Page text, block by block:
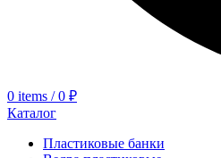
0 items / 0 ₽
Каталог
Пластиковые банки